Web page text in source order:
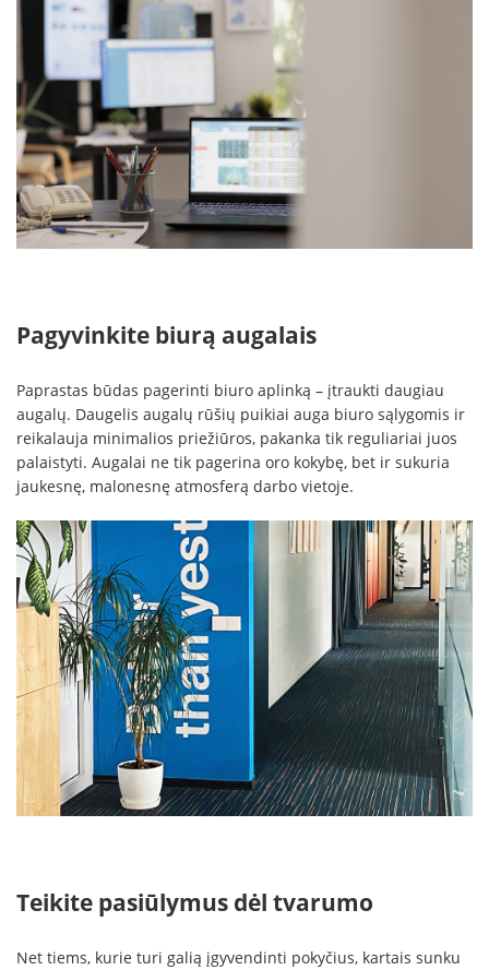
Pagyvinkite biurą augalais
Paprastas būdas pagerinti biuro aplinką – įtraukti daugiau
augalų. Daugelis augalų rūšių puikiai auga biuro sąlygomis ir
reikalauja minimalios priežiūros, pakanka tik reguliariai juos
palaistyti. Augalai ne tik pagerina oro kokybę, bet ir sukuria
jaukesnę, malonesnę atmosferą darbo vietoje.
Teikite pasiūlymus dėl tvarumo
Net tiems, kurie turi galią įgyvendinti pokyčius, kartais sunku